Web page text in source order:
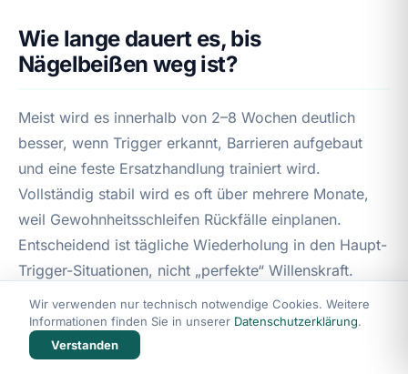
Wie lange dauert es, bis
Nägelbeißen weg ist?
Meist wird es innerhalb von 2–8 Wochen deutlich
besser, wenn Trigger erkannt, Barrieren aufgebaut
und eine feste Ersatzhandlung trainiert wird.
Vollständig stabil wird es oft über mehrere Monate,
weil Gewohnheitsschleifen Rückfälle einplanen.
Entscheidend ist tägliche Wiederholung in den Haupt-
Trigger-Situationen, nicht „perfekte“ Willenskraft.
Wir verwenden nur technisch notwendige Cookies. Weitere
Informationen finden Sie in unserer Datenschutzerklärung.
Verstanden